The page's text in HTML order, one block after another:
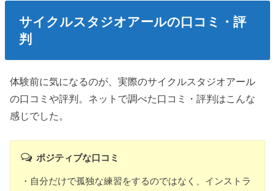
サイクルスタジオアールの口コミ・評
判
体験前に気になるのが、実際のサイクルスタジオアール
の口コミや評判。ネットで調べた口コミ・評判はこんな
感じでした。
ポジティブな口コミ
・自分だけで孤独な練習をするのではなく、インストラ